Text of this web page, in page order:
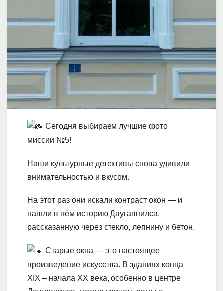
Сегодня выбираем лучшие фото
миссии №5!
Наши культурные детективы снова удивили
внимательностью и вкусом.
На этот раз они искали контраст окон — и
нашли в нём историю Даугавпилса,
рассказанную через стекло, лепнину и бетон.
Старые окна — это настоящее
произведение искусства. В зданиях конца
XIX – начала XX века, особенно в центре